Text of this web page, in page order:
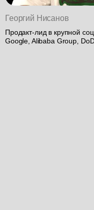
Георгий Нисанов
Продакт-лид в крупной
Google, Alibaba Group,